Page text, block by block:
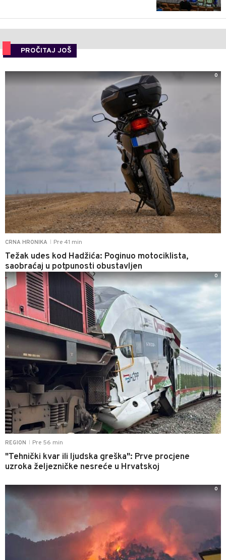
PROČITAJ JOŠ
CRNA HRONIKA Pre 41 min
Težak udes kod Hadžića: Poginuo motociklista,
saobraćaj u potpunosti obustavljen
0
REGION Pre 56 min
"Tehnički kvar ili ljudska greška": Prve procjene
uzroka željezničke nesreće u Hrvatskoj
0
0